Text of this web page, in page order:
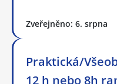
Zveřejněno: 6. srpna
Praktická/
12 h nebo 8h